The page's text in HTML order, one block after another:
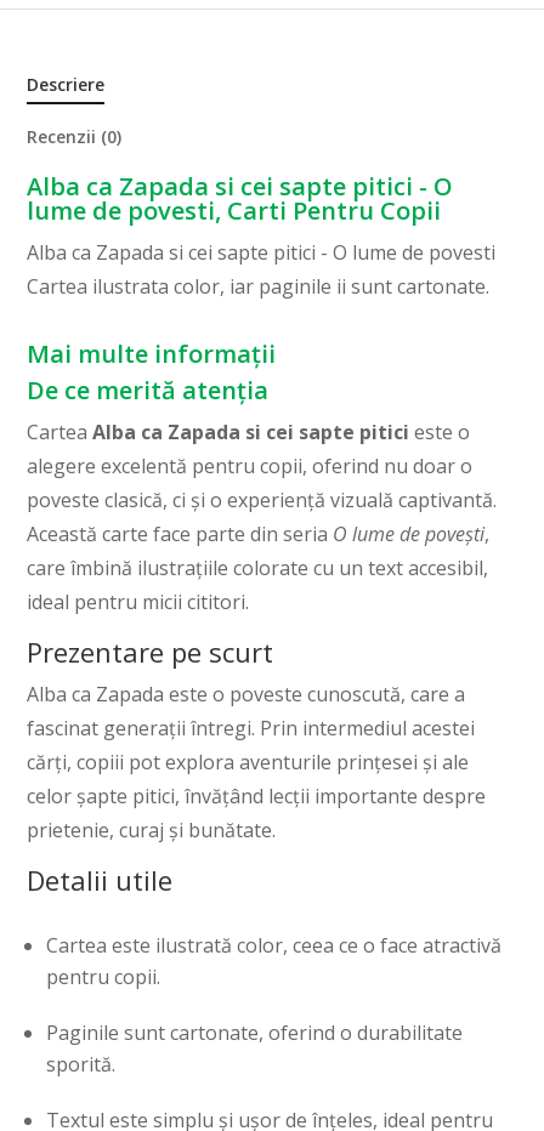
Descriere
Recenzii (0)
Alba ca Zapada si cei sapte pitici - O
lume de povesti, Carti Pentru Copii
Alba ca Zapada si cei sapte pitici - O lume de povesti
Cartea ilustrata color, iar paginile ii sunt cartonate.
Mai multe informații
De ce merită atenția
CarteaAlba ca Zapada si cei sapte pitici este o
alegere excelentă pentru copii, oferind nu doar o
poveste clasică, ci și o experiență vizuală captivantă.
Această carte face parte din seria O lume de povești,
care îmbină ilustrațiile colorate cu un text accesibil,
ideal pentru micii cititori.
Prezentare pe scurt
Alba ca Zapada este o poveste cunoscută, care a
fascinat generații întregi. Prin intermediul acestei
cărți, copiii pot explora aventurile prințesei și ale
celor șapte pitici, învățând lecții importante despre
prietenie, curaj și bunătate.
Detalii utile
Cartea este ilustrată color, ceea ce o face atractivă
pentru copii.
Paginile sunt cartonate, oferind o durabilitate
sporită.
Textul este simplu și ușor de înțeles, ideal pentru